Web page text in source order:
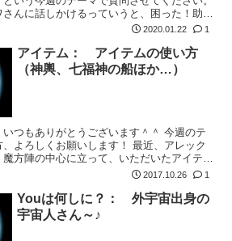
んに話しかけるっていうと、困った！助け
いと思います。 以前は、私が疲れたり、視
2020.01.22 1
アイテム： アイテムの使い方
（神輿、七福神の船ほか…）
つもありがとうございます＾＾ 今週のテ
よろしくお願いします！ 最近、アレック
方陣の中心に立って、いただいたアイテム
む（？）ような儀式をしたと感じているので
2017.10.26 1
Youは何しに？： 外宇宙出身の
宇宙人さん～♪